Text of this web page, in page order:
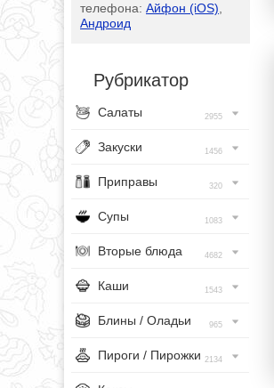
телефона: Айфон (iOS)
Андроид
Рубрикатор
Салаты 2955
Закуски 1456
Приправы 320
Супы 1083
Вторые блюда 4682
Каши 1543
Блины / Оладьи 965
Пироги / Пирожки 2134